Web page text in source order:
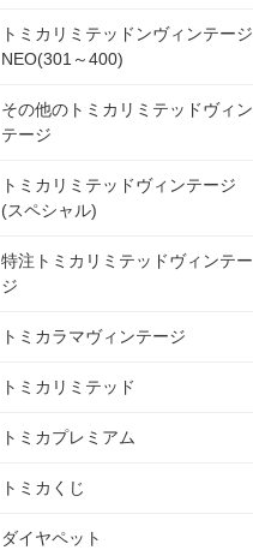
トミカリミテッドンヴィンテージ
NEO(301～400)
その他のトミカリミテッドヴィン
テージ
トミカリミテッドヴィンテージ
(スペシャル)
特注トミカリミテッドヴィンテー
ジ
トミカラマヴィンテージ
トミカリミテッド
トミカプレミアム
トミカくじ
ダイヤペット